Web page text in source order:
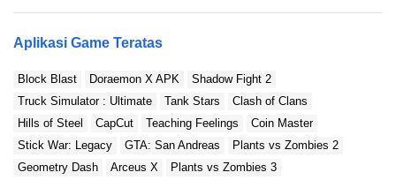
Jadi, mendapatkan koderedeemFF SG2 1 menit yang lalu bisa
Aplikasi Game Teratas
Block Blast Doraemon X APK
Shadow Fight 2
Truck Simulator : Ultimate
Tank Stars
Clash of Clans
Hills of Steel
CapCut Teaching Feelings
Coin Master
Stick War: Legacy
GTA: San Andreas
Plants vs Zombies 2
Geometry Dash
Arceus X Plants vs Zombies 3